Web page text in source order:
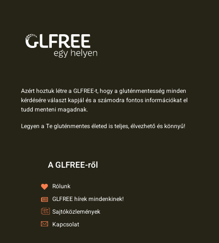
Azért hoztuk létre a GLFREE-t, hogy a gluténmentesség minden
kérdésére választ kapjál és a számodra fontos információkat el
tudd menteni magadnak.
Legyen a Te gluténmentes életed is teljes, élvezhető és könnyű!
A GLFREE-ről
Rólunk
GLFREE hírek mindenkinek!
Sajtóközlemények
Kapcsolat